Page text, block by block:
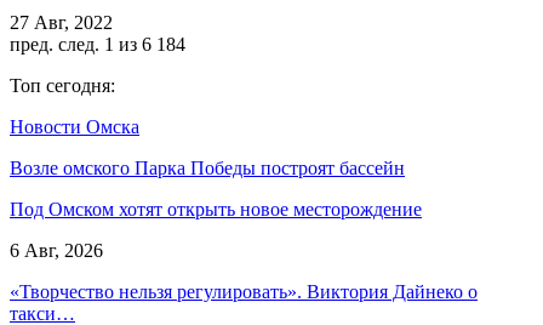
27 Авг, 2022
пред. след. 1 из 6 184
Топ сегодня:
Новости Омска
Возле омского Парка Победы построят бассейн
Под Омском хотят открыть новое месторождение
6 Авг, 2026
«Творчество нельзя регулировать». Виктория Дайнеко о
такси…